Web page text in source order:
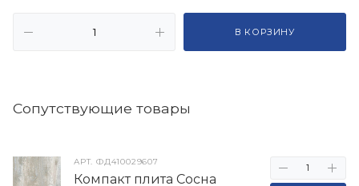
В КОРЗИНУ
Cопутствующие товары
АРТ.ФД410029607
Компакт плита Сосна